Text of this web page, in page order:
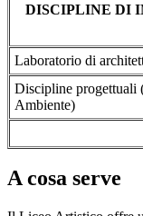
DISCIPLINE DI
Laboratorio di
Discipline progettuali
Ambiente)
A cosa serve